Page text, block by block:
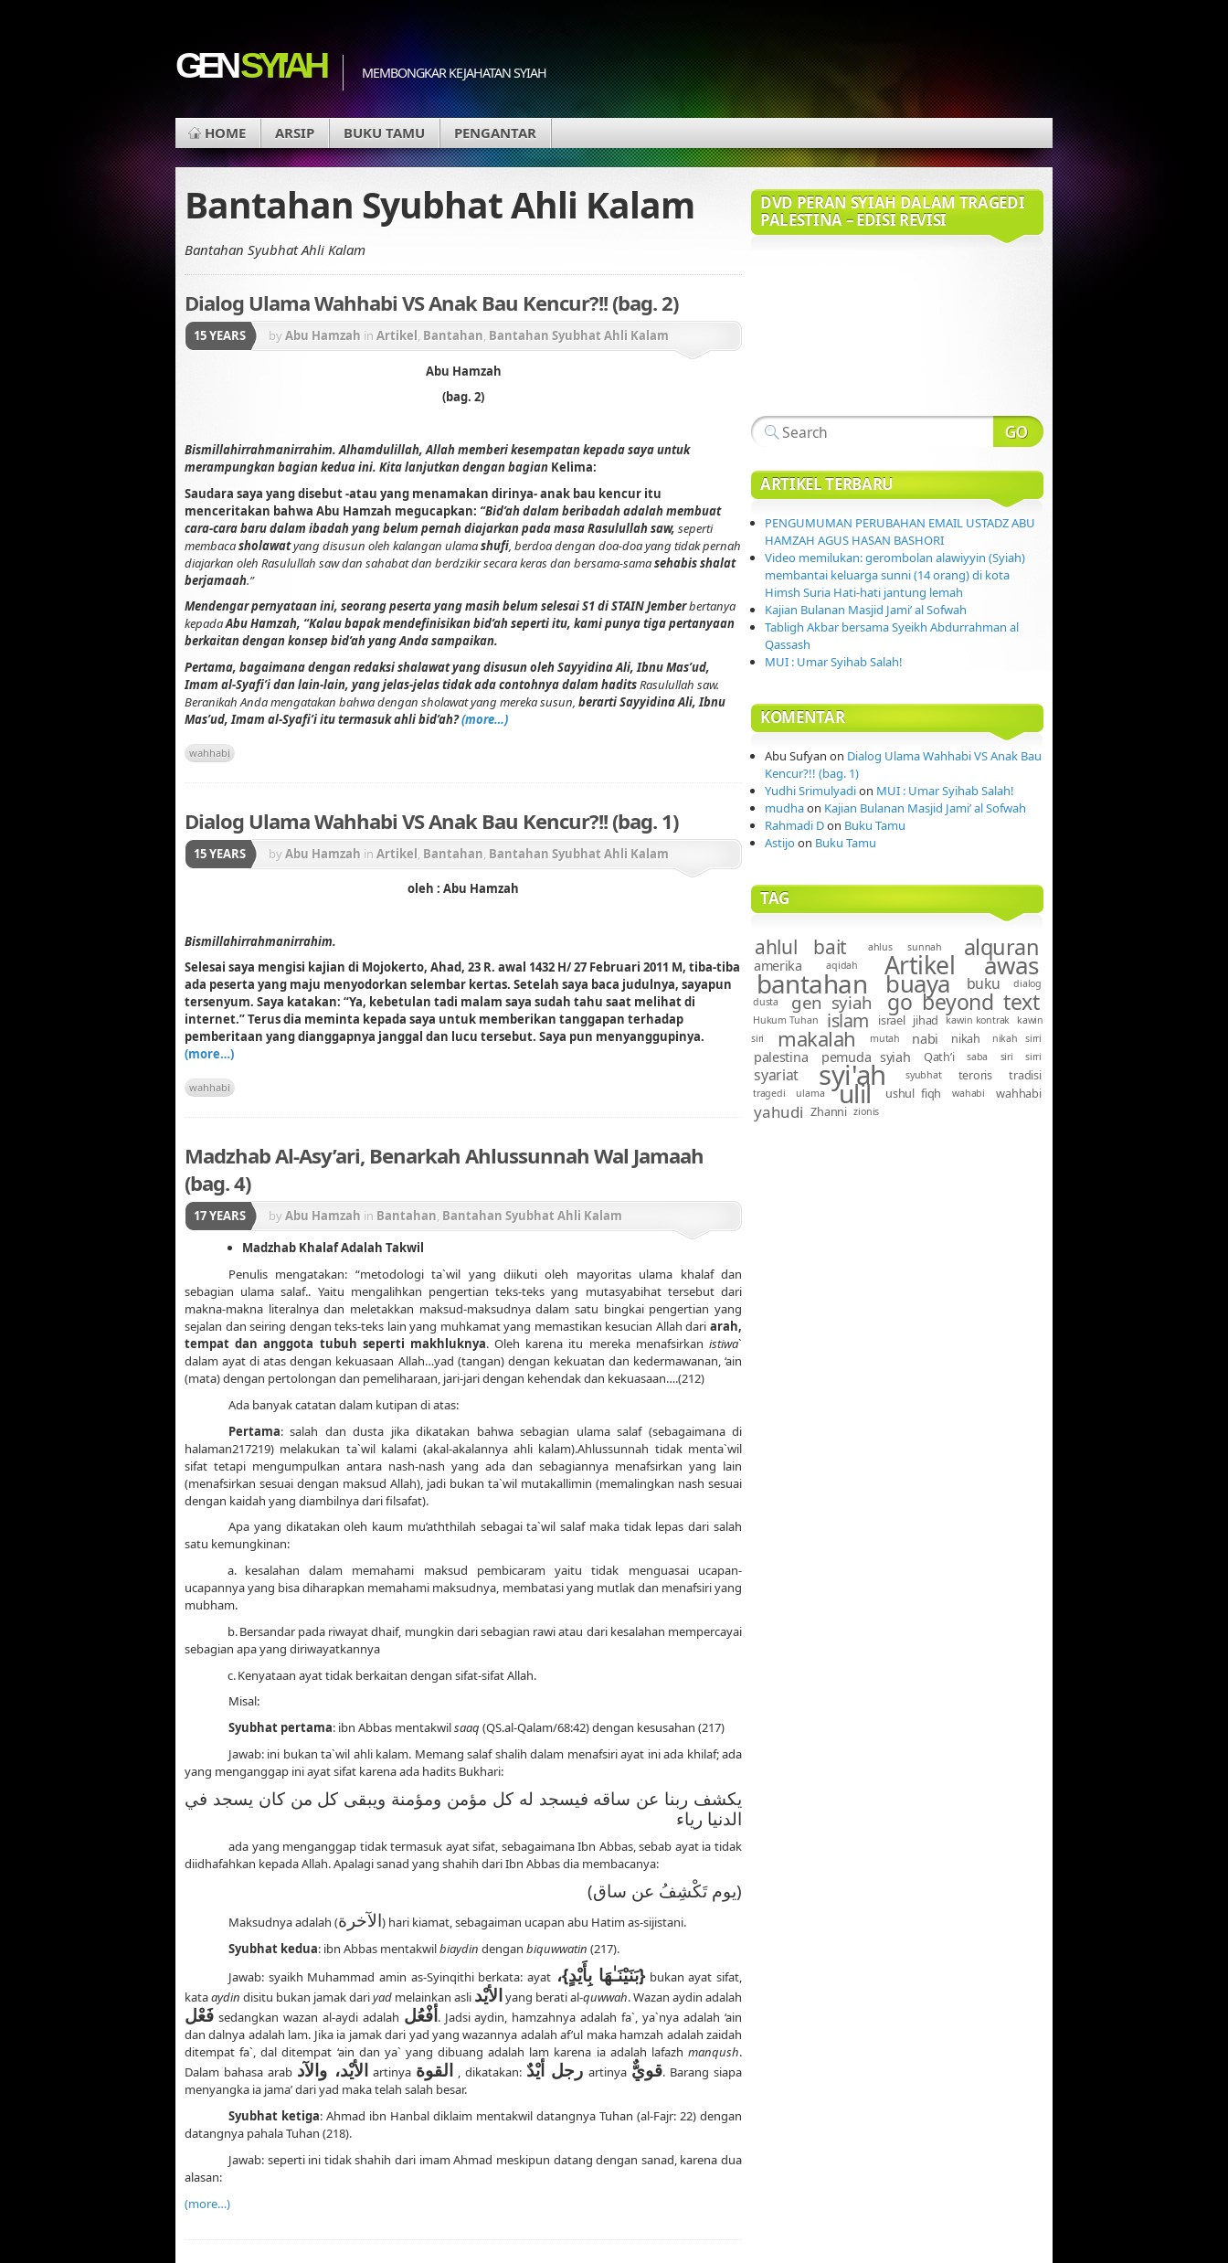
GENSYI'AH MEMBONGKAR KEJAHATAN SYIAH
HOME ARSIP BUKU TAMU PENGANTAR
Bantahan Syubhat Ahli Kalam
Bantahan Syubhat Ahli Kalam
Dialog Ulama Wahhabi VS Anak Bau Kencur?!! (bag. 2)
15 YEARS byAbu Hamzah in Artikel , Bantahan, Bantahan Syubhat Ahli Kalam
Abu Hamzah
(bag. 2)
Bismillahirrahmanirrahim. Alhamdulillah, Allah memberi kesempatan kepada saya untuk
merampungkanbagian kedua ini. Kita lanjutkan dengan bagian Kelima:
Saudara saya yang disebut -atau yang menamakan dirinya- anak bau kencur itu
menceritakan bahwa Abu Hamzah megucapkan: “Bid’ah dalam beribadah adalah membuat
cara-cara baru dalam ibadah yang belum pernah diajarkan pada masa Rasulullah saw, seperti
membacasholawatyang disusun oleh kalangan ulamashufi, berdoa dengan doa-doa yang tidak pernah
diajarkan oleh Rasulullah saw dan sahabat dan berdzikir secara keras dan bersama-samasehabis shalat
berjamaah.”
Mendengar pernyataan ini, seorang peserta yang masih belum selesai S1 di STAIN Jemberbertanya
kepadaAbu Hamzah, “Kalau bapak mendefinisikan bid’ah seperti itu, kami punya tiga pertanyaan
berkaitan dengan konsep bid’ah yang Anda sampaikan.
Pertama, bagaimana dengan redaksi shalawat yang disusun oleh Sayyidina Ali, Ibnu Mas’ud,
Imam al-Syafi’i dan lain-lain, yang jelas-jelas tidak ada contohnya dalam haditsRasulullah saw.
Beranikah Anda mengatakan bahwa dengan sholawat yang mereka susun, berarti Sayyidina Ali, Ibnu
Mas’ud, Imam al-Syafi’i itu termasuk ahli bid’ah?(more…)
wahhabi
Dialog Ulama Wahhabi VS Anak Bau Kencur?!! (bag. 1)
15 YEARS byAbu Hamzah in Artikel, Bantahan, Bantahan Syubhat Ahli Kalam
oleh : Abu Hamzah
Bismillahirrahmanirrahim.
Selesai saya mengisi kajian di Mojokerto, Ahad, 23 R. awal 1432 H/ 27 Februari 2011 M, tiba-tiba
ada peserta yang maju menyodorkan selembar kertas. Setelah saya baca judulnya, sayapun
tersenyum. Saya katakan: “Ya, kebetulan tadi malam saya sudah tahu saat melihat di
internet.” Terus dia meminta kepada saya untuk memberikan tanggapan terhadap
pemberitaan yang dianggapnya janggal dan lucu tersebut. Saya pun menyanggupinya.
(more…)
wahhabi
Madzhab Al-Asy’ari, Benarkah Ahlussunnah Wal Jamaah
(bag. 4)
17 YEARS byAbu Hamzah in Bantahan, Bantahan Syubhat Ahli Kalam
Madzhab Khalaf Adalah Takwil
Penulis mengatakan: “metodologi ta`wil yang diikuti oleh mayoritas ulama khalaf dan
sebagian ulama salaf.. Yaitu mengalihkan pengertian teks-teks yang mutasyabihat tersebut dari
makna-makna literalnya dan meletakkan maksud-maksudnya dalam satu bingkai pengertian yang
sejalan dan seiring dengan teks-teks lain yang muhkamat yang memastikan kesucian Allah dari arah,
tempat dan anggota tubuh seperti makhluknya. Oleh karena itu mereka menafsirkanistiwa`
dalam ayat di atas dengan kekuasaan Allah…yad (tangan) dengan kekuatan dan kedermawanan, ‘ain
(mata) dengan pertolongan dan pemeliharaan, jari-jari dengan kehendak dan kekuasaan….(212)
Ada banyak catatan dalam kutipan di atas:
Pertama: salah dan dusta jika dikatakan bahwa sebagian ulama salaf (sebagaimana di
halaman217219) melakukan ta`wil kalami (akal-akalannya ahli kalam).Ahlussunnah tidak menta`wil
sifat tetapi mengumpulkan antara nash-nash yang ada dan sebagiannya menafsirkan yang lain
(menafsirkan sesuai dengan maksud Allah), jadi bukan ta`wil mutakallimin (memalingkan nash sesuai
dengan kaidah yang diambilnya dari filsafat).
Apa yang dikatakan oleh kaum mu’aththilah sebagai ta`wil salaf maka tidak lepas dari salah
satu kemungkinan:
a. kesalahan dalam memahami maksud pembicaram yaitu tidak menguasai ucapan-
ucapannya yang bisa diharapkan memahami maksudnya, membatasi yang mutlak dan menafsiri yang
mubham.
b.Bersandar pada riwayat dhaif, mungkin dari sebagian rawi atau dari kesalahan mempercayai
sebagian apa yang diriwayatkannya
c.Kenyataan ayat tidak berkaitan dengan sifat-sifat Allah.
Misal:
Syubhat pertama: ibn Abbas mentakwilsaaq (QS.al-Qalam/68:42) dengan kesusahan (217)
Jawab: ini bukan ta`wil ahli kalam. Memang salaf shalih dalam menafsiri ayat ini ada khilaf; ada
yang menganggap ini ayat sifat karena ada hadits Bukhari:
يكشف ربنا عن ساقه فيسجد له كل مؤمن ومؤمنة ويبقى كل من كان يسجد في
الدنيا رياء
ada yang menganggap tidak termasuk ayat sifat, sebagaimana Ibn Abbas, sebab ayat ia tidak
diidhafahkan kepada Allah. Apalagi sanad yang shahih dari Ibn Abbas dia membacanya:
(يوم تَكْشِفُ عن ساق)
Maksudnya adalah (الآخرة) hari kiamat, sebagaiman ucapan abu Hatim as-sijistani.
Syubhat kedua: ibn Abbas mentakwilbiaydin dengan biquwwatin (217).
Jawab: syaikh Muhammad amin as-Syinqithi berkata: ayat {بَنَيْنَـٰهَا بِأَيْدٍ}، bukan ayat sifat,
kataaydin disitu bukan jamak dariyad melainkan asli الأيْدyang berati al-quwwah. Wazan aydin adalah
فَعْل sedangkan wazan al-aydi adalah أفْعُل. Jadsi aydin, hamzahnya adalah fa`, ya`nya adalah ‘ain
dan dalnya adalah lam. Jika ia jamak dari yad yang wazannya adalah af’ul maka hamzah adalah zaidah
ditempat fa`, dal ditempat ‘ain dan ya` yang dibuang adalah lam karena ia adalah lafazh manqush.
Dalam bahasa arab الأيْد، والآد artinya القوة , dikatakan: رجل أيْدٌ artinya قويٌّ. Barang siapa
menyangka ia jama’ dari yad maka telah salah besar.
Syubhat ketiga: Ahmad ibn Hanbal diklaim mentakwil datangnya Tuhan (al-Fajr: 22) dengan
datangnya pahala Tuhan (218).
Jawab: seperti ini tidak shahih dari imam Ahmad meskipun datang dengan sanad, karena dua
alasan:
(more…)
DVD PERAN SYIAH DALAM TRAGEDI
PALESTINA – EDISI REVISI
ARTIKEL TERBARU
PENGUMUMAN PERUBAHAN EMAIL USTADZ ABU
HAMZAH AGUS HASAN BASHORI
Video memilukan: gerombolan alawiyyin (Syiah)
membantai keluarga sunni (14 orang) di kota
Himsh Suria Hati-hati jantung lemah
Kajian Bulanan Masjid Jami’ al Sofwah
Tabligh Akbar bersama Syeikh Abdurrahman al
Qassash
MUI : Umar Syihab Salah!
KOMENTAR
Abu Sufyan on Dialog Ulama Wahhabi VS Anak Bau
Kencur?!! (bag. 1)
Yudhi Srimulyadion MUI : Umar Syihab Salah!
mudhaon Kajian Bulanan Masjid Jami’ al Sofwah
Rahmadi Don Buku Tamu
Astijoon Buku Tamu
TAG
ahlul bait ahlus sunnah alquran
amerika aqidah Artikel awas
bantahan buaya buku
dialog
dusta
gen syiah go beyond text
Hukum Tuhan islam israel jihad kawin kontrak
kawin
siri
makalah mutah nabi nikah nikah sirri
palestina pemuda syiah Qath’i saba siri sirri
syariat syi'ah syubhat teroris tradisi
tragedi ulama ulil ushul fiqh wahabi wahhabi
yahudi Zhanni zionis